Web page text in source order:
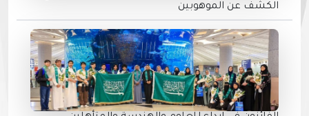
الكشف عن الموهوبين